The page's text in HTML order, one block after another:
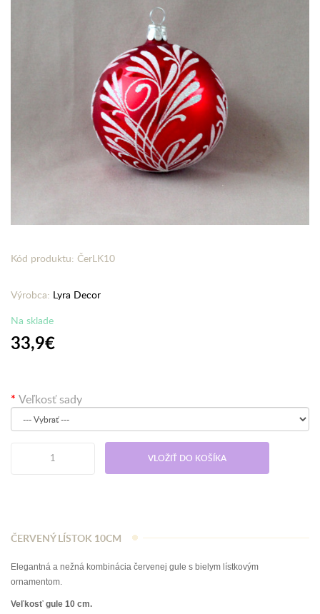
Kód produktu: ČerLK10
Výrobca: Lyra Decor
Na sklade
33,9€
Veľkosť sady
VLOŽIŤ DO KOŠÍKA
ČERVENÝ LÍSTOK 10CM
Elegantná a nežná kombinácia červenej gule s bielym lístkovým
ornamentom.
Veľkosť gule 10 cm.